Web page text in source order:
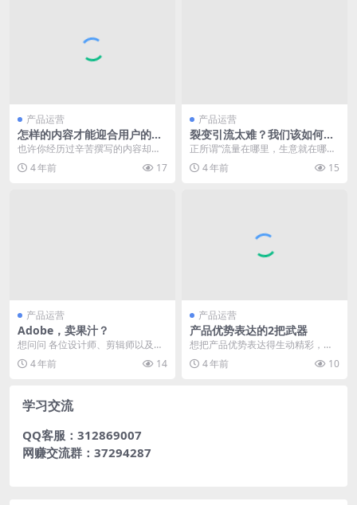
产品运营
怎样的内容才能迎合用户的需
求？
也许你经历过辛苦撰写的内容却不
被用户买账的情况，你有没有想过
那是因为你的内容偏离...
4 年前 17
产品运营
裂变引流太难？我们该如何玩
转社交电商？
正所谓“流量在哪里，生意就在哪
里”，在互联网快速发展的今天，拼
多多借助“拼团+低...
4 年前 15
产品运营
Adobe，卖果汁？
想问问 各位设计师、剪辑师以及各
路插画师 （包括苦命要自己P图的
小编） 看到这些...
4 年前 14
产品运营
产品优势表达的2把武器
想把产品优势表达得生动精彩，淋
漓尽致，本文作者与你们分享了2把
武器：【跨界名词组...
4 年前 10
学习交流
QQ客服：312869007
网赚交流群：37294287